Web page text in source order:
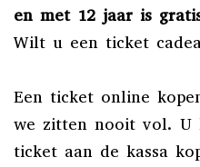
en met 12 jaar is
Wilt u een ticket
Een ticket online
we zitten nooit vol. U
ticket aan de kassa